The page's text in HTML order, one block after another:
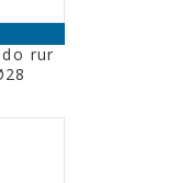
rur